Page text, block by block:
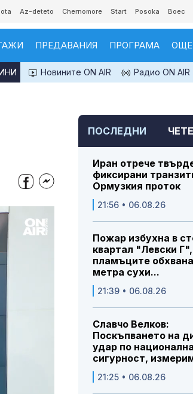
Az-deteto Chernomore Start Posoka Boec
ПРЕДАВАНИЯ ПРОГРАМА ОЩЕ
Новините ON AIR Радио ON AIR
ПОСЛЕДНИ
Иран отрече
фиксирани
Ормузкия проток
21:56 • 06.08.26
Пожар избухна в
квартал "Левски Г",
пламъците
метра сухи...
21:39 • 06.08.26
Славчо Велков:
Поскъпването на
удар по
сигурност,
21:25 • 06.08.26